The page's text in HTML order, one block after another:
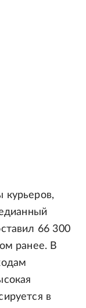
курьеров,
66 300
ранее. В
в